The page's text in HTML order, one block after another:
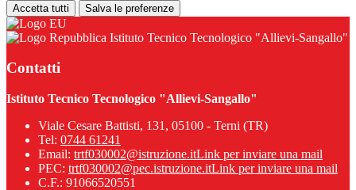
Accetta tutti Salva le preferenze
Istituto Tecnico Tecnologico "Allievi-Sangallo"
Contatti
Istituto Tecnico Tecnologico "Allievi-Sangallo"
Viale Cesare Battisti, 131, 05100 - Terni (TR)
Tel: 0744 61241
Email: trtf030002@istruzione.itLink per inviare una mail
PEC: trtf030002@pec.istruzione.itLink per inviare una mail
C.F.: 91066520551